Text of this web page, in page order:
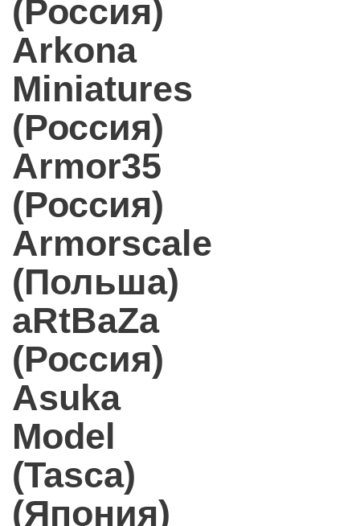
(Россия)
Arkona
Miniatures
(Россия)
Armor35
(Россия)
Armorscale
(Польша)
aRtBaZa
(Россия)
Asuka
Model
(Tasca)
(Япония)